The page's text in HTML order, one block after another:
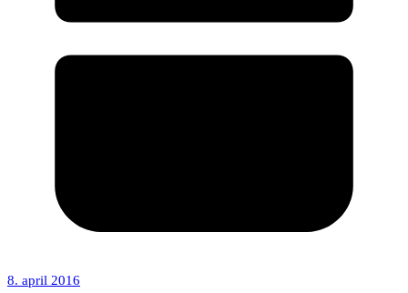
8. april 2016